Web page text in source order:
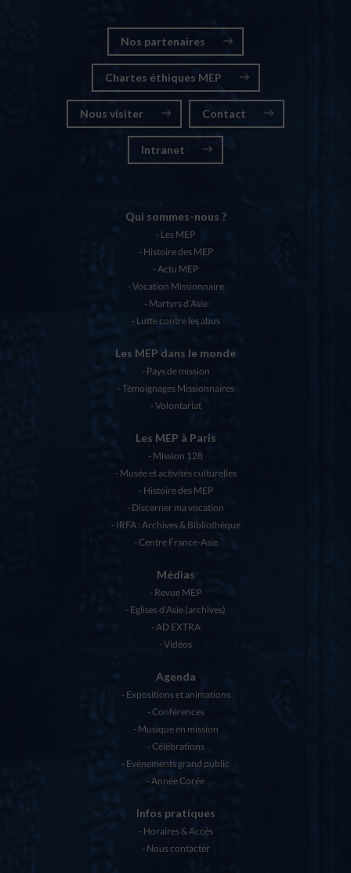
Nos partenaires
Chartes éthiques MEP
Nous visiter Contact
Intranet
Qui sommes-nous ?
Les MEP
Histoire des MEP
Actu MEP
Vocation Missionnaire
Martyrs d’Asie
Lutte contre les abus
Les MEP dans le monde
Pays de mission
Témoignages Missionnaires
Volontariat
Les MEP à Paris
Mission 128
Musée et activités culturelles
Histoire des MEP
Discerner ma vocation
IRFA : Archives & Bibliothèque
Centre France-Asie
Médias
Revue MEP
Eglises d’Asie (archives)
AD EXTRA
Vidéos
Agenda
Expositions et animations
Conférences
Musique en mission
Célébrations
Evénements grand public
Année Corée
Infos pratiques
Horaires & Accès
Nous contacter